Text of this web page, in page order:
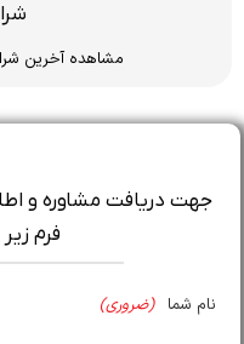
مشاهده آخرین
جهت دریافت مشاوره و
فرم
نام شما (ضروری)